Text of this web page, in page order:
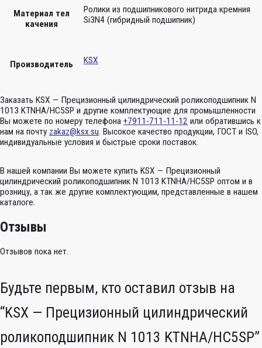
Материал тел
качения
Ролики из подшипникового нитрида кремния
Si3N4 (гибридный подшипник)
Производитель KSX
Заказать KSX — Прецизионный цилиндрический роликоподшипник N
1013 KTNHA/HC5SP и другие комплектующие для промышленности
Вы можете по номеру телефона +7911-711-11-12 или обратившись к
нам на почту zakaz@ksx.su. Высокое качество продукции, ГОСТ и ISO,
индивидуальные условия и быстрые сроки поставок.
В нашей компании Вы можете купить KSX — Прецизионный
цилиндрический роликоподшипник N 1013 KTNHA/HC5SP оптом и в
розницу, а так же другие комплектующим, представленные в нашем
каталоге.
Отзывы
Отзывов пока нет.
Будьте первым, кто оставил отзыв на
“KSX — Прецизионный цилиндрический
роликоподшипник N 1013 KTNHA/HC5SP”